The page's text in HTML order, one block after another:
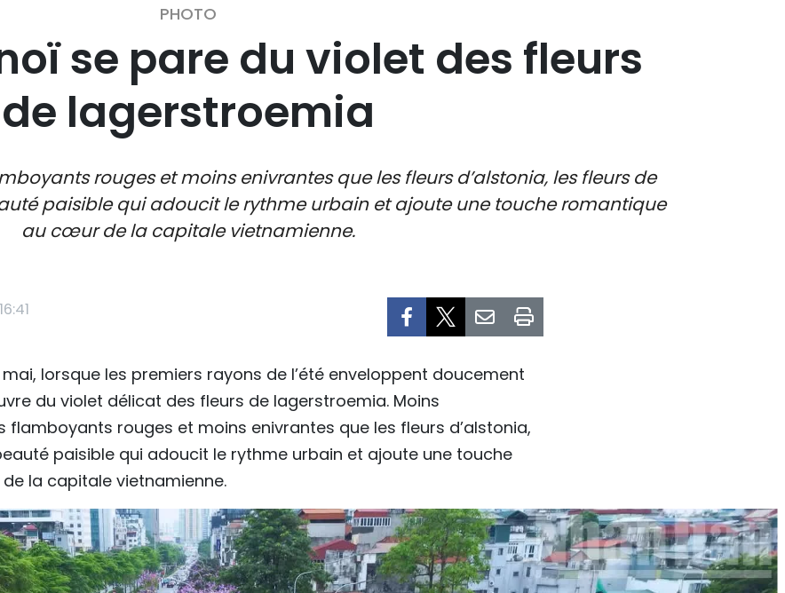
PHOTO
se pare du violet des fleurs
de lagerstroemia
rouges et moins enivrantes que les fleurs d’alstonia, les fleurs de
paisible qui adoucit le rythme urbain et ajoute une touche romantique
au cœur de la capitale vietnamienne.
lorsque les premiers rayons de l’été enveloppent doucement
du violet délicat des fleurs de lagerstroemia. Moins
flamboyants rouges et moins enivrantes que les fleurs d’alstonia,
paisible qui adoucit le rythme urbain et ajoute une touche
la capitale vietnamienne.